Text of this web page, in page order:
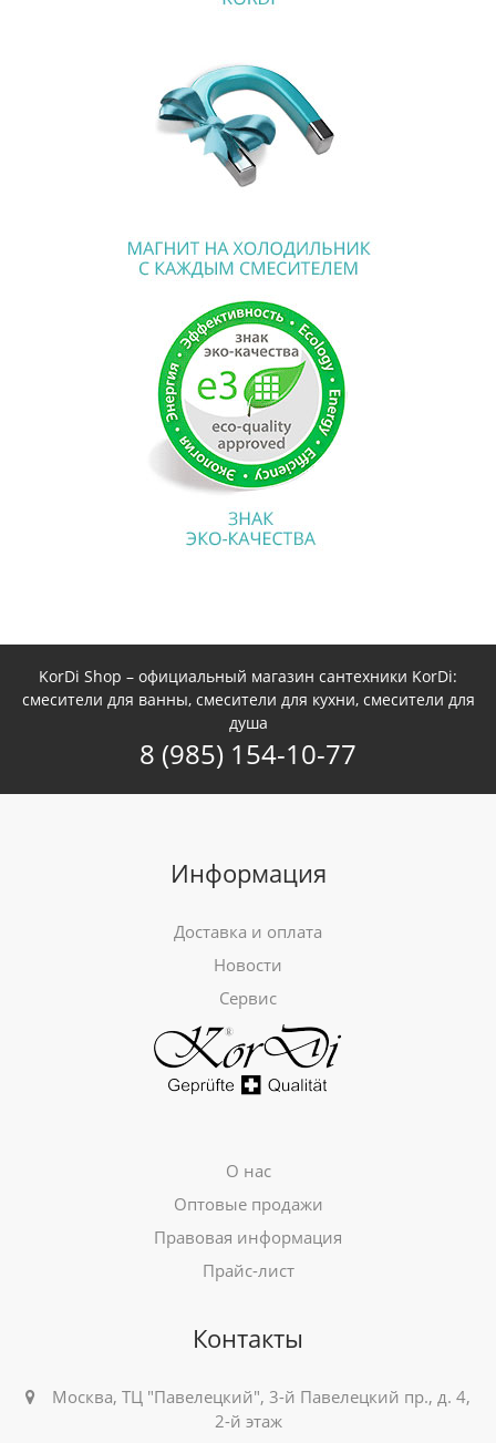
KorDi Shop – официальный магазин сантехники KorDi:
смесители для ванны, смесители для кухни, смесители для
душа
8 (985) 154-10-77
Информация
Доставка и оплата
Новости
Сервис
О нас
Оптовые продажи
Правовая информация
Прайс-лист
Контакты
Москва, ТЦ "Павелецкий", 3-й Павелецкий пр., д. 4,
2-й этаж